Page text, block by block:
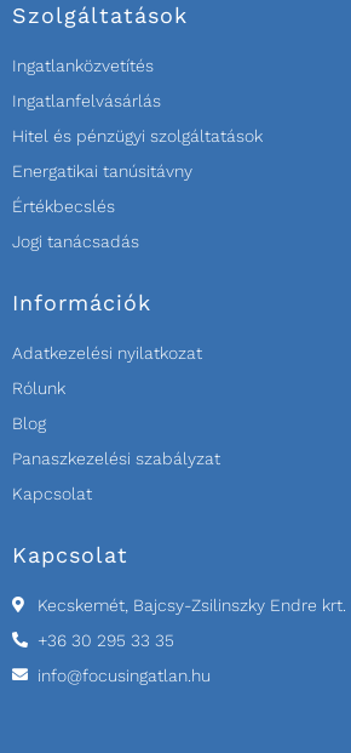
Szolgáltatások
Ingatlanközvetítés
Ingatlanfelvásárlás
Hitel és pénzügyi szolgáltatások
Energatikai tanúsitávny
Értékbecslés
Jogi tanácsadás
Információk
Adatkezelési nyilatkozat
Rólunk
Blog
Panaszkezelési szabályzat
Kapcsolat
Kapcsolat
Kecskemét, Bajcsy-Zsilinszky Endre krt.
+36 30 295 33 35
info@focusingatlan.hu